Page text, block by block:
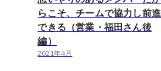
らこそ、チームで協力し前進
できる（営業・福田さん後
編）
2021年4月